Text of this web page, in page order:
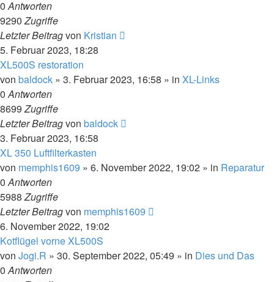
0Antworten
9290Zugriffe
Letzter Beitragvon Kristian
5. Februar 2023, 18:28
XL500S restoration
von baldock » 3. Februar 2023, 16:58 » in XL-Links
0Antworten
8699Zugriffe
Letzter Beitragvon baldock
3. Februar 2023, 16:58
XL 350 Luftfilterkasten
von memphis1609 » 6. November 2022, 19:02 » in Reparatur
0Antworten
5988Zugriffe
Letzter Beitragvon memphis1609
6. November 2022, 19:02
Kotflügel vorne XL500S
von Jogi.R » 30. September 2022, 05:49 » in Dies und Das
0Antworten